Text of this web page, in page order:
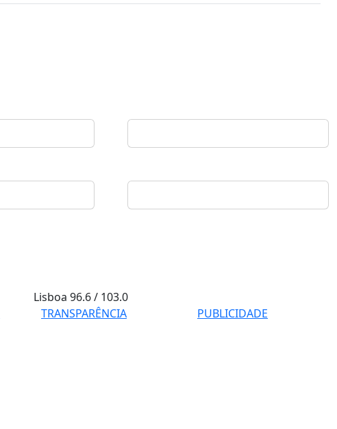
Lisboa96.6 / 103.0
TRANSPARÊNCIA
PUBLICIDADE